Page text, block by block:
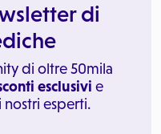
di
di oltre 50mila
esclusivi e
nostri esperti.